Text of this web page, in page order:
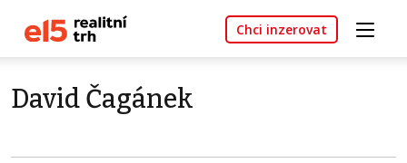
Chci inzerovat
David Čagánek